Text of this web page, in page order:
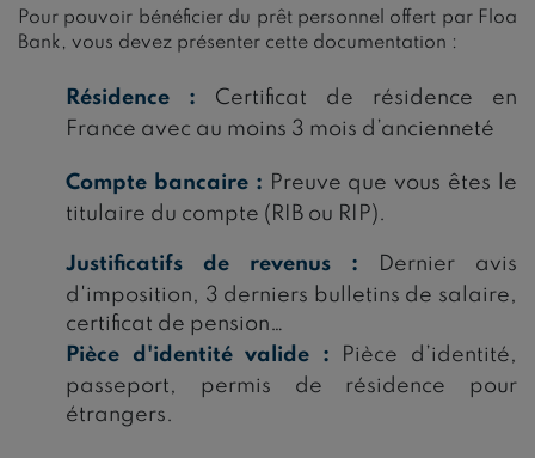
Pour pouvoir bénéficier du prêt personnel offert par Floa
Bank, vous devez présenter cette documentation :
Résidence : Certificat de résidence en
France avec au moins 3 mois d’ancienneté
Compte bancaire : Preuve que vous êtes le
titulaire du compte (RIB ou RIP).
Justificatifs de revenus :
Dernier avis
d'imposition, 3 derniers bulletins de salaire,
certificat de pension…
Pièce d'identité valide :
Pièce d’identité,
passeport, permis de résidence pour
étrangers.